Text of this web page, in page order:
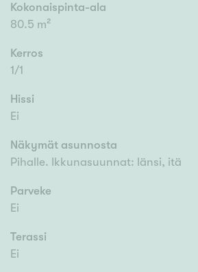
Kokonaispinta-ala
80.5 m²
Kerros
1/1
Hissi
Ei
Näkymät asunnosta
Pihalle. Ikkunasuunnat: länsi, itä
Parveke
Ei
Terassi
Ei